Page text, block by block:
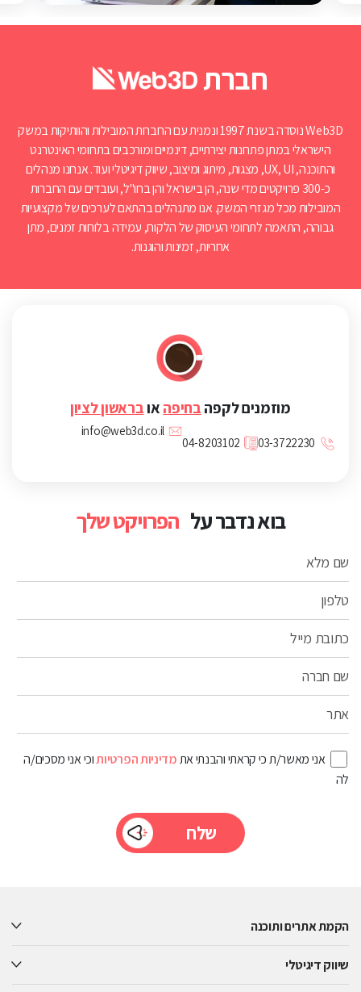
חברת
Web3D נוסדה בשנת 1997 ונמנית עם החברות המובילות והוותיקות במשק
הישראלי במתן פתרונות יצירתיים, דינמיים ומורכבים בתחומי האינטרנט
והתוכנה, UX, UI, מצגות, מיתוג ומיצוב, שיווק דיגיטלי ועוד. אנחנו מנהלים
כ-300 פרויקטים מדי שנה, הן בישראל והן בחו"ל, ועובדים עם החברות
המובילות מכל מגזרי המשק. אנו מתנהלים בהתאם לערכים של מקצועיות
גבוהה, התאמה לתחומי העיסוק של הלקוח, עמידה בלוחות זמנים, מתן
אחריות, זמינות והוגנות.
בוא נדבר על הפרויקט שלך
שם מלא
טלפון
כתובת מייל
שם חברה
אתר
אני מאשר/ת כי קראתי והבנתי אתמדיניות הפרטיותוכי אני מסכים/ה
לה
field
מוזמנים לקפה בחיפה אובראשון לציון
03-3722230
04-8203102
info@web3d.co.il
הקמת אתרים ותוכנה
שיווק דיגיטלי